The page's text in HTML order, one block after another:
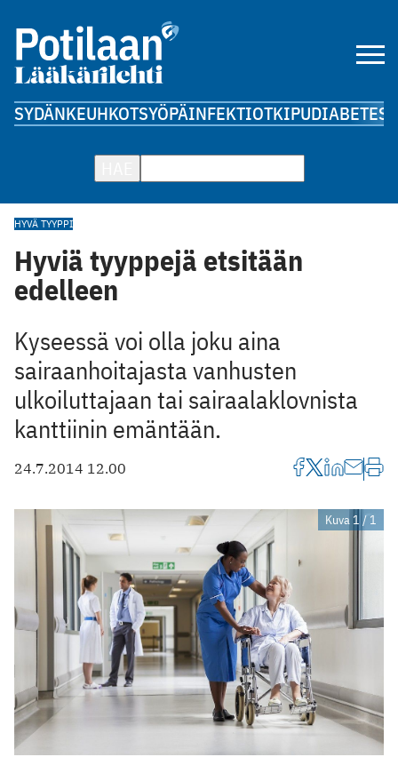
SYDÄNKEUHKOTSYÖPÄINFEKTIOTKIPUDIABETES
HYVÄ TYYPPI
Hyviä tyyppejä etsitään
edelleen
Kyseessä voi olla joku aina
sairaanhoitajasta vanhusten
ulkoiluttajaan tai sairaalaklovnista
kanttiinin emäntään.
24.7.2014 12.00
Kuva 1 / 1